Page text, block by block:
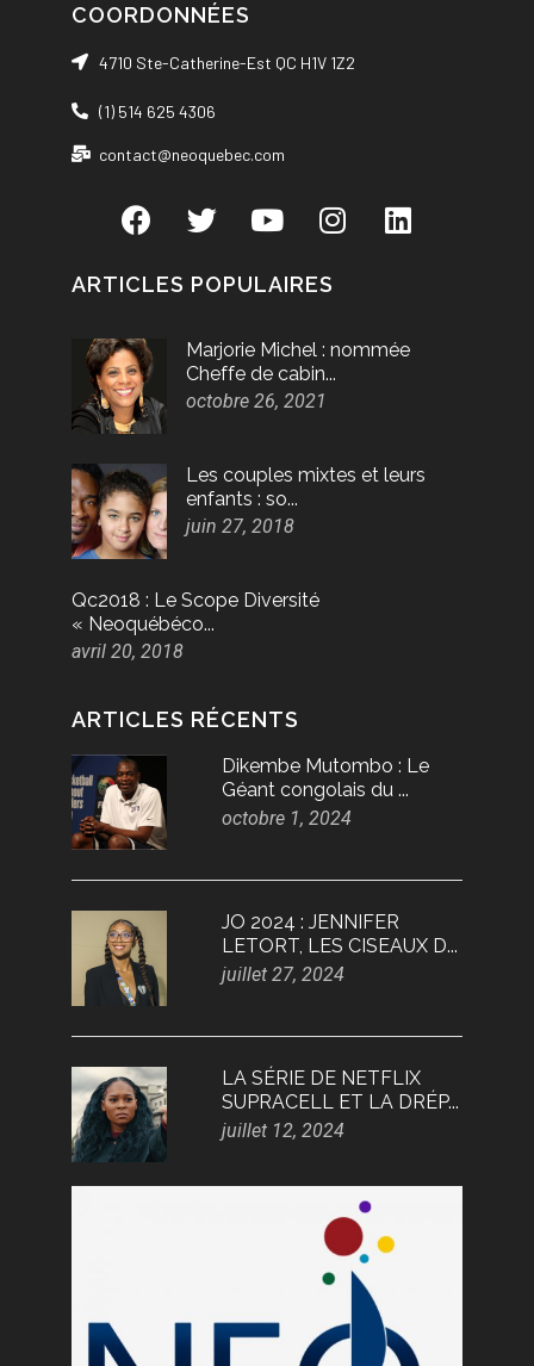
ARTICLES RÉCENTS
Dikembe Mutombo : Le
Géant congolais du ...
octobre 1, 2024
JO 2024 : JENNIFER
LETORT, LES CISEAUX D...
juillet 27, 2024
LA SÉRIE DE NETFLIX
SUPRACELL ET LA DRÉP...
juillet 12, 2024
ARTICLES POPULAIRES
Marjorie Michel : nommée
Cheffe de cabin...
octobre 26, 2021
Les couples mixtes et leurs
enfants : so...
juin 27, 2018
Qc2018 : Le Scope Diversité
« Neoquébéco...
avril 20, 2018
COORDONNÉES
4710 Ste-Catherine-Est QC H1V 1Z2
(1) 514 625 4306
contact@neoquebec.com